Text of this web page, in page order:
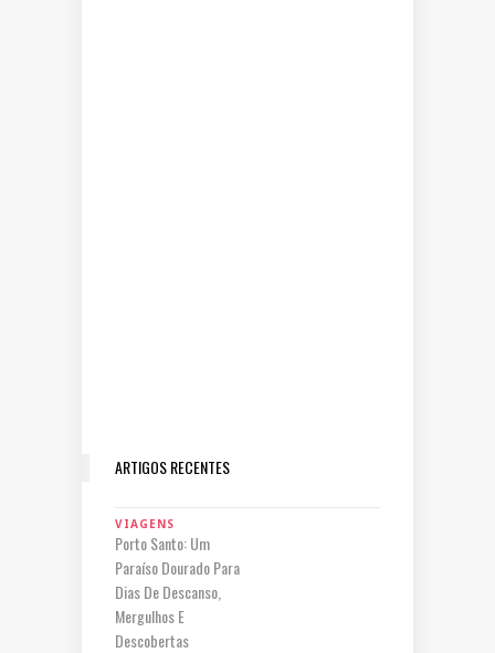
ARTIGOS RECENTES
VIAGENS
Porto Santo: Um
Paraíso Dourado Para
Dias De Descanso,
Mergulhos E
Descobertas